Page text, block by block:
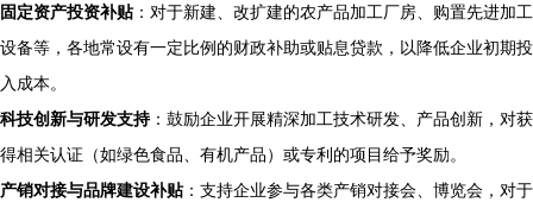
固定资产投资补贴：对于新建、改扩建的农产品加工厂房、购置先进加工
设备等，各地常设有一定比例的财政补助或贴息贷款，以降低企业初期投
入成本。
科技创新与研发支持：鼓励企业开展精深加工技术研发、产品创新，对获
得相关认证（如绿色食品、有机产品）或专利的项目给予奖励。
产销对接与品牌建设补贴：支持企业参与各类产销对接会、博览会，对于